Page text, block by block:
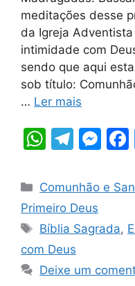
meditações desse
da Igreja
intimidade com
sendo que aqui
sob título:
… Ler mais
W
at
s
A
p
p
T
e
gr
a
m
M
s
e
g
Categorias
Comunhão e
Primeiro Deus
Tags
Bíblia Sagrada,
com Deus
Deixe um